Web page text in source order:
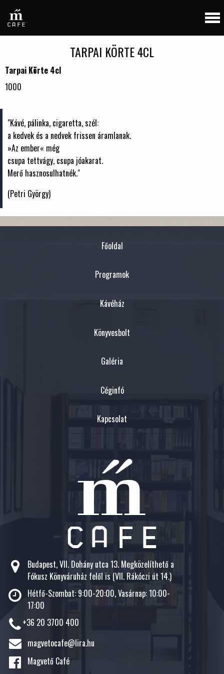
TARPAI KÖRTE 4CL
Tarpai Körte 4cl
1000
"Kávé, pálinka, cigaretta, szél:
a kedvek és a nedvek frissen áramlanak.
»Az ember« még
csupa tettvágy, csupa jóakarat.
Merő hasznosulhatnék."
(Petri György)
Főoldal
Programok
Kávéház
Könyvesbolt
Galéria
Céginfó
Kapcsolat
Budapest, VII. Dohány utca 13. Megközelíthető a
Fókusz Könyváruház felől is (VII. Rákóczi út 14.)
Hétfő-Szombat: 9:00-20:00, Vasárnap: 10:00-
17:00
+36 20 3700 400
magvetocafe@lira.hu
Magvető Café